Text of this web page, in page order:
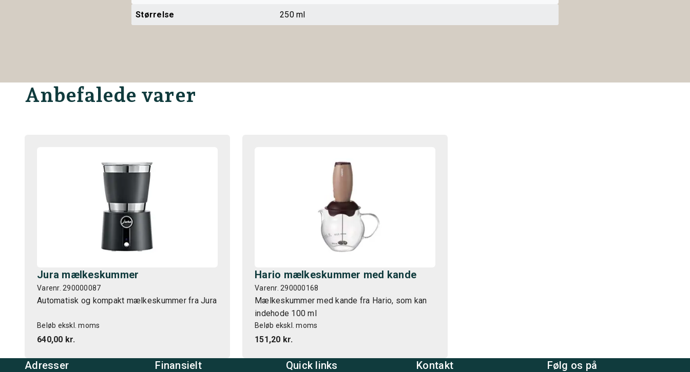
Størrelse 250 ml
Anbefalede varer
Jura mælkeskummer
Varenr. 290000087
Automatisk og kompakt mælkeskummer fra Jura
Beløb ekskl. moms
640,00 kr.
Hario mælkeskummer med kande
Varenr. 290000168
Mælkeskummer med kande fra Hario, som kan
indehode 100 ml
Beløb ekskl. moms
151,20 kr.
Adresser Finansielt Quick links Kontakt Følg os på